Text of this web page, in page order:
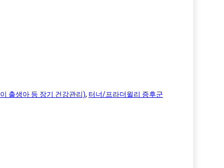
출생아 등 장기 건강관리), 터너/프라더윌리 증후군